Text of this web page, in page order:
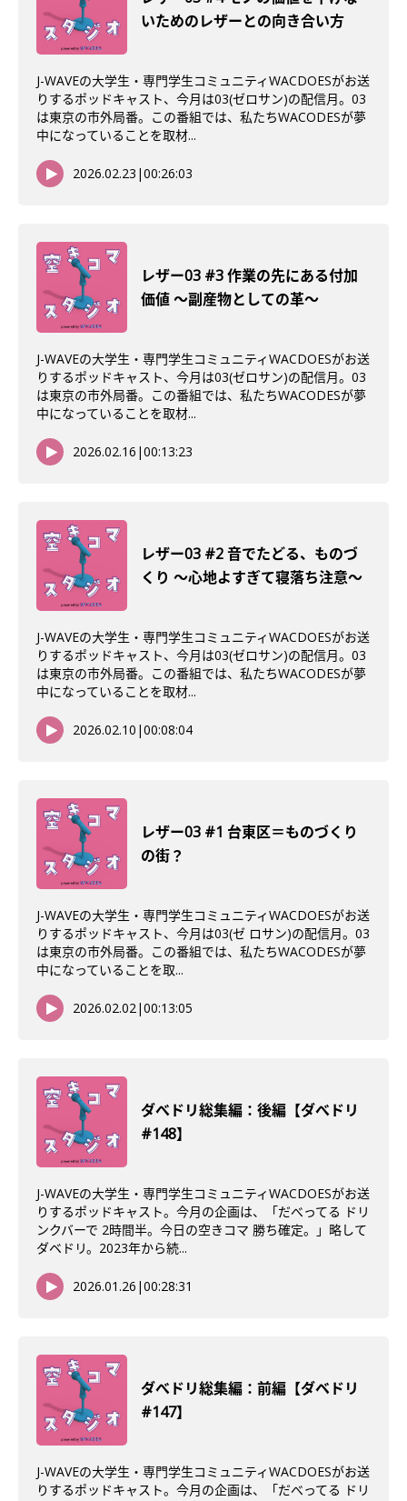
いためのレザーとの向き合い方
J-WAVEの大学生・専門学生コミュニティWACDOESがお送
りするポッドキャスト、今月は03(ゼロサン)の配信月。03
は東京の市外局番。この番組では、私たちWACODESが夢
中になっていることを取材...
2026.02.23 |00:26:03
レザー03 #3 作業の先にある付加
価値 〜副産物としての革〜
J-WAVEの大学生・専門学生コミュニティWACDOESがお送
りするポッドキャスト、今月は03(ゼロサン)の配信月。03
は東京の市外局番。この番組では、私たちWACODESが夢
中になっていることを取材...
2026.02.16 |00:13:23
レザー03 #2 音でたどる、ものづ
くり 〜心地よすぎて寝落ち注意〜
J-WAVEの大学生・専門学生コミュニティWACDOESがお送
りするポッドキャスト、今月は03(ゼロサン)の配信月。03
は東京の市外局番。この番組では、私たちWACODESが夢
中になっていることを取材...
2026.02.10 |00:08:04
レザー03 #1 台東区＝ものづくり
の街？
J-WAVEの大学生・専門学生コミュニティWACDOESがお送
りするポッドキャスト、今月は03(ゼ ロサン)の配信月。03
は東京の市外局番。この番組では、私たちWACODESが夢
中になっていることを取...
2026.02.02|00:13:05
ダべドリ総集編：後編【ダべドリ
#148】
J-WAVEの大学生・専門学生コミュニティWACDOESがお送
りするポッドキャスト。今月の企画は、「だべってる ドリ
ンクバーで 2時間半。今日の空きコマ 勝ち確定。」略して
ダベドリ。2023年から続...
2026.01.26 |00:28:31
ダべドリ総集編：前編【ダベドリ
#147】
J-WAVEの大学生・専門学生コミュニティWACDOESがお送
りするポッドキャスト。今月の企画は、「だべってる ドリ